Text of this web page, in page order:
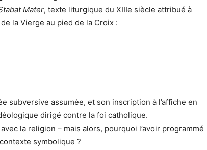
Mater, texte liturgique du XIIIe siècle attribué à
la Vierge au pied de la Croix :
subversive assumée, et son inscription à l’affiche en
dirigé contre la foi catholique.
la religion – mais alors, pourquoi l’avoir programmé
symbolique ?